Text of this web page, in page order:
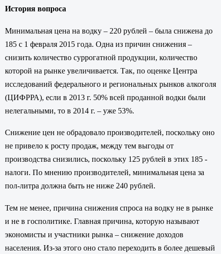
История вопроса
Минимальная цена на водку – 220 рублей – была снижена до
185 с 1 февраля 2015 года. Одна из причин снижения –
снизить количество суррогатной продукции, количество
которой на рынке увеличивается. Так, по оценке Центра
исследований федерального и региональных рынков алкоголя
(ЦИФРРА), если в 2013 г. 50% всей проданной водки были
нелегальными, то в 2014 г. – уже 53%.
Снижение цен не обрадовало производителей, поскольку оно
не привело к росту продаж, между тем выгоды от
производства снизились, поскольку 125 рублей в этих 185 -
налоги. По мнению производителей, минимальная цена за
пол-литра должна быть не ниже 240 рублей.
Тем не менее, причина снижения спроса на водку не в рынке
и не в госполитике. Главная причина, которую называют
экономисты и участники рынка – снижение доходов
населения. Из-за этого оно стало переходить в более дешевый